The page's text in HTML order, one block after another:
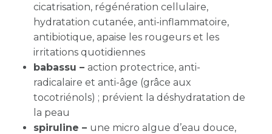
cicatrisation, régénération cellulaire,
hydratation cutanée, anti-inflammatoire,
antibiotique, apaise les rougeurs et les
irritations quotidiennes
babassu – action protectrice, anti-
radicalaire et anti-âge (grâce aux
tocotriénols) ; prévient la déshydratation de
la peau
spiruline – une micro algue d’eau douce,